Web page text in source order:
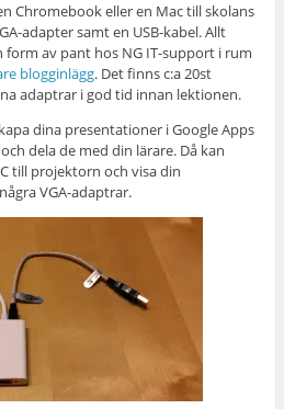
Chromebook eller en Mac till skolans
adapter samt en USB-kabel. Allt
av pant hos NG IT-support i rum
blogginlägg. Det finns c:a 20st
adaptrar i god tid innan lektionen.
dina presentationer i Google Apps
dela de med din lärare. Då kan
till projektorn och visa din
VGA-adaptrar.